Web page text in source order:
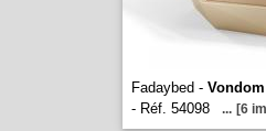
Fadaybed - Vondom
- Réf. 54098
... [6